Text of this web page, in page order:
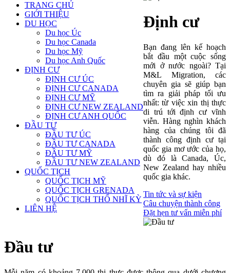
TRANG CHỦ
GIỚI THIỆU
DU HỌC
Du học Úc
Du học Canada
Du học Mỹ
Du học Anh Quốc
ĐỊNH CƯ
ĐỊNH CƯ ÚC
ĐỊNH CƯ CANADA
ĐỊNH CƯ MỸ
ĐỊNH CƯ NEW ZEALAND
ĐỊNH CƯ ANH QUỐC
ĐẦU TƯ
ĐẦU TƯ ÚC
ĐẦU TƯ CANADA
ĐẦU TƯ MỸ
ĐẦU TƯ NEW ZEALAND
QUỐC TỊCH
QUỐC TỊCH MỸ
QUỐC TỊCH GRENADA
QUỐC TỊCH THỔ NHĨ KỲ
LIÊN HỆ
Định cư
Bạn đang lên kế hoạch
bắt đầu một cuộc sống
mới ở nước ngoài? Tại
M&L Migration, các
chuyên gia sẽ giúp bạn
tìm ra giải pháp tối ưu
nhất: từ việc xin thị thực
di trú tới định cư vĩnh
viễn. Hàng nghìn khách
hàng của chúng tôi đã
thành công định cư tại
quốc gia mơ ước của họ,
dù đó là Canada, Úc,
New Zealand hay nhiều
quốc gia khác.
Tin tức và sự kiện
Câu chuyện thành công
Đặt hẹn tư vấn miễn phí
Đầu tư